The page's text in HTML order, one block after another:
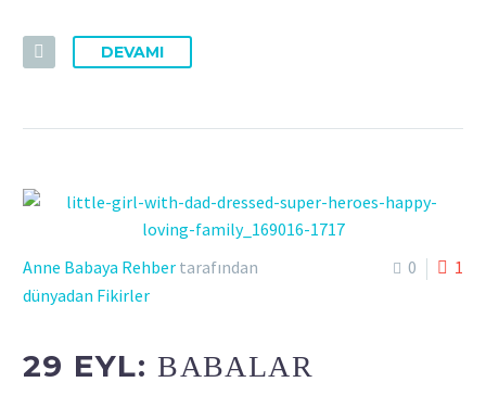
DEVAMI
0 1
Anne Babaya Rehber tarafından
dünyadan Fikirler
29 EYL:BABALAR